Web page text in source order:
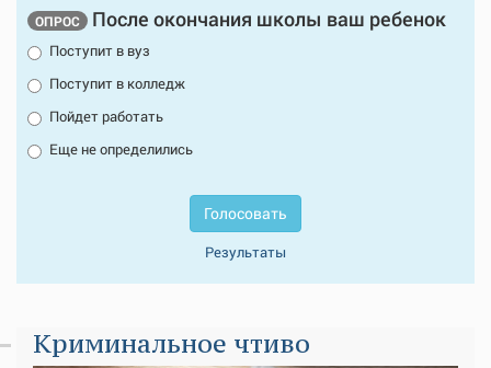
ОПРОС После окончания школы ваш ребенок
Поступит в вуз
Поступит в колледж
Пойдет работать
Еще не определились
Голосовать
Результаты
Криминальное чтиво